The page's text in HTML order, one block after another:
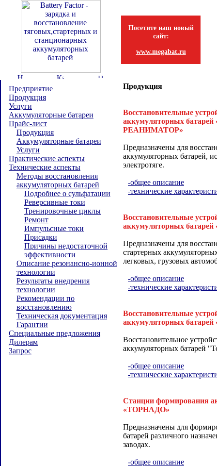
Посетите наш новый
сайт:
www.megabat.ru
Предприятие
Продукция
Услуги
Аккумуляторные батареи
Прайс-лист
Продукция
Аккумуляторные батареи
Услуги
Практические аспекты
Технические аспекты
Методы восстановления
аккумуляторных батарей
Подробнее о сульфатации
Реверсивные токи
Тренировочные циклы
Ремонт
Импульсные токи
Присадки
Причины недостаточной
эффективности
Описание резонансно-ионной
технологии
Результаты внедрения
технологии
Рекомендации по
восстановлению
Техническая документация
Гарантии
Специальные предложения
Дилерам
Запрос
Продукция
Восстановительные
аккумуляторных
РЕАНИМАТОР»
Предназначены для
аккумуляторных батарей,
электротяге.
-общее описание
-технические
Восстановительные
аккумуляторных
Предназначены для
стартерных
легковых, грузовых
-общее описание
-технические
Восстановительные
аккумуляторных
Восстановительное
аккумуляторных батарей
-общее описание
-технические
Станции формирования
«ТОРНАДО»
Предназначены для
батарей различного
заводах.
-общее описание